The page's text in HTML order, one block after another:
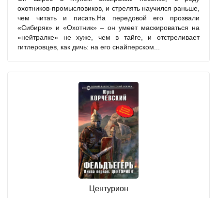
охотников-промысловиков, и стрелять научился раньше,
чем читать и писать.На передовой его прозвали
«Сибиряк» и «Охотник» – он умеет маскироваться на
«нейтралке» не хуже, чем в тайге, и отстреливает
гитлеровцев, как дичь: на его снайперском...
Центурион